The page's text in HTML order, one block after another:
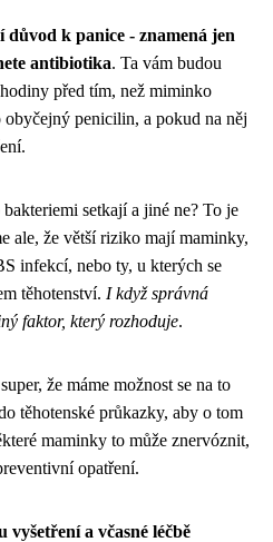
důvod k panice - znamená jen
antibiotika. Ta vám budou
před tím, než miminko
penicilin, a pokud na něj
setkají a jiné ne? To je
ale, že větší riziko mají maminky,
infekcí, nebo ty, u kterých se
těhotenství. I když správná
faktor, který rozhoduje.
že máme možnost se na to
těhotenské průkazky, aby o tom
maminky to může znervóznit,
opatření.
a včasné léčbě